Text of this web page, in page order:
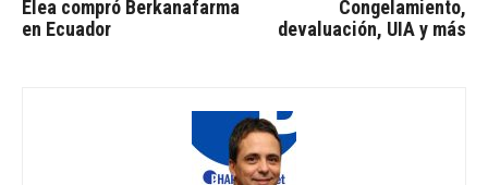
Elea compró Berkanafarma
en Ecuador
Congelamiento,
devaluación, UIA y más